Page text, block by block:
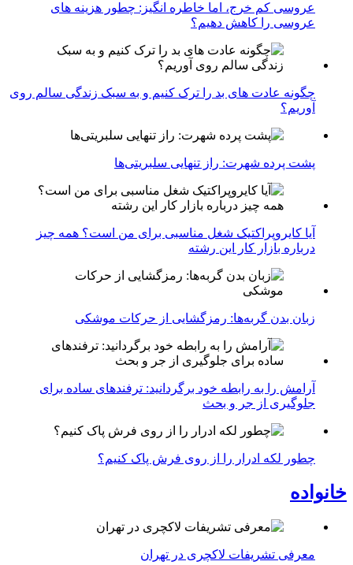
عروسی کم خرج، اما خاطره انگیز: چطور هزینه های
عروسی را کاهش دهیم؟
چگونه عادت‌ های بد را ترک کنیم و به سبک زندگی سالم روی
آوریم؟
پشت پرده شهرت: راز تنهایی سلبریتی‌ها
آیا کایروپراکتیک شغل مناسبی برای من است؟ همه چیز
درباره بازار کار این رشته
زبان بدن گربه‌ها: رمزگشایی از حرکات موشکی
آرامش را به رابطه خود برگردانید: ترفندهای ساده برای
جلوگیری از جر و بحث
چطور لکه ادرار را از روی فرش پاک کنیم؟
خانواده
معرفی تشریفات لاکچری در تهران